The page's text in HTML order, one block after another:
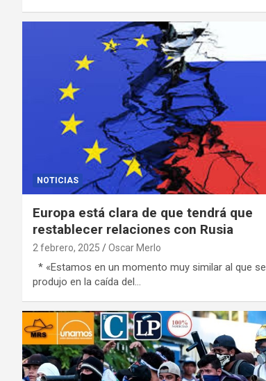
NOTICIAS
Europa está clara de que tendrá que
restablecer relaciones con Rusia
2 febrero, 2025 Oscar Merlo
* «Estamos en un momento muy similar al que se
produjo en la caída del…